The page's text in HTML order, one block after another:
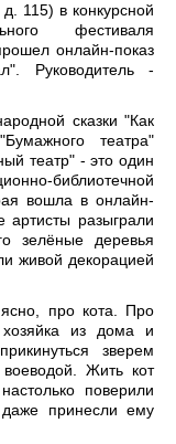
115) в конкурсной
фестиваля
онлайн-показ
Руководитель -
сказки "Как
театра"
театр" - это один
библиотечной
вошла в онлайн-
разыграли
зелёные деревья
живой декорацией
про кота. Про
из дома и
зверем
Жить кот
поверили
принесли ему